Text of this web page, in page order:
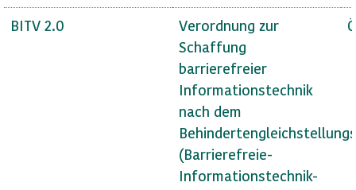
BITV 2.0
Verordnung zur
Schaffung
barrierefreier
Informationstechnik
nach dem
(Barrierefreie-
Informationstechnik-